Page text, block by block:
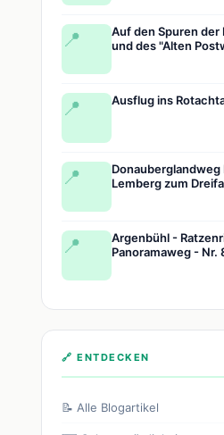
📍
Auf den Spuren der
und des "Alten
📍 Ausflug ins
📍
Donauberglandweg
Lemberg zum
📍
Argenbühl -
Panoramaweg - Nr.
🔗 ENTDECKEN
📝 Alle Blogartikel